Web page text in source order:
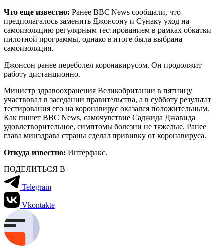
Что еще известно: Ранее BBC News сообщали, что
предполагалось заменить Джонсону и Сунаку уход на
самоизоляцию регулярным тестированием в рамках обкатки
пилотной программы, однако в итоге была выбрана
самоизоляция.
Джонсон ранее переболел коронавирусом. Он продолжит
работу дистанционно.
Министр здравоохранения Великобритании в пятницу
участвовал в заседании правительства, а в субботу результат
тестирования его на коронавирус оказался положительным.
Как пишет BBC News, самочувствие Саджида Джавида
удовлетворительное, симптомы болезни не тяжелые. Ранее
глава минздрава страны сделал прививку от коронавируса.
Откуда известно: Интерфакс.
ПОДЕЛИТЬСЯ В
Telegram
Vkontakte